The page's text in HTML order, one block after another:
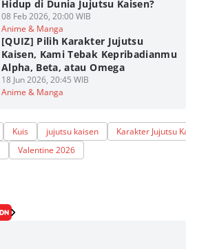
Hidup di Dunia Jujutsu Kaisen?
08 Feb 2026, 20:00 WIB
Anime & Manga
[QUIZ] Pilih Karakter Jujutsu
Kaisen, Kami Tebak Kepribadianmu
Alpha, Beta, atau Omega
18 Jun 2026, 20:45 WIB
Anime & Manga
Kuis jujutsu kaisen
Karakter Jujutsu
Valentine 2026